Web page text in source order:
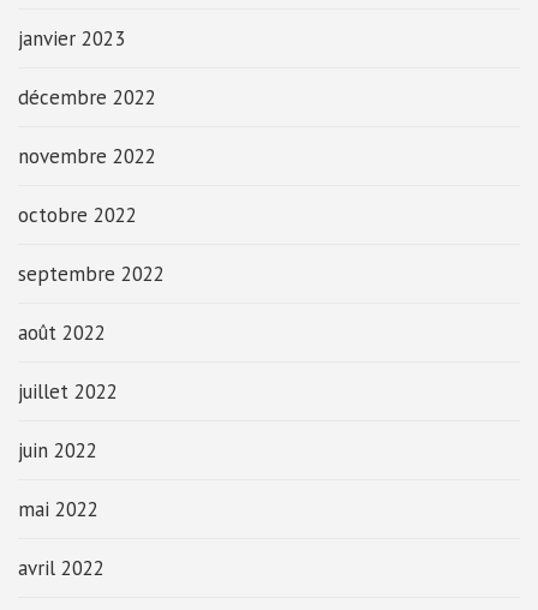
janvier 2023
décembre 2022
novembre 2022
octobre 2022
septembre 2022
août 2022
juillet 2022
juin 2022
mai 2022
avril 2022